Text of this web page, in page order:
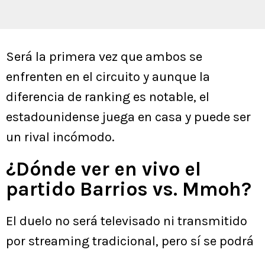
Será la primera vez que ambos se
enfrenten en el circuito y aunque la
diferencia de ranking es notable, el
estadounidense juega en casa y puede ser
un rival incómodo.
¿Dónde ver en vivo el
partido Barrios vs. Mmoh?
El duelo no será televisado ni transmitido
por streaming tradicional, pero sí se podrá